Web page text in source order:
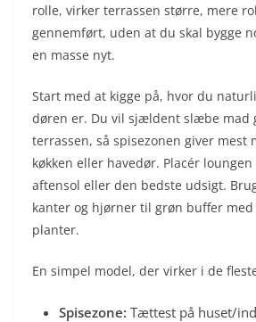
rolle, virker terrassen større, mere
gennemført, uden at du skal bygge
en masse nyt.
Start med at kigge på, hvor du
døren er. Du vil sjældent slæbe mad
terrassen, så spisezonen giver
køkken eller havedør. Placér
aftensol eller den bedste udsigt.
kanter og hjørner til grøn buffer med
planter.
En simpel model, der virker i de
Spisezone: Tættest på huset/